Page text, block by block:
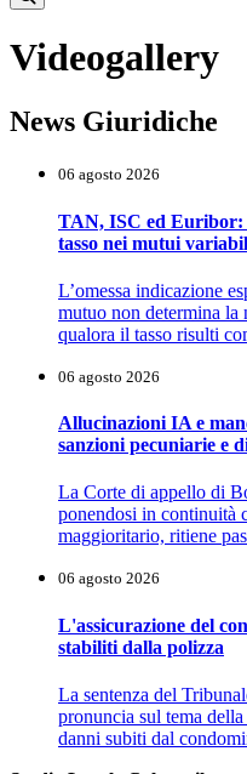
Videogallery
News Giuridiche
06 agosto 2026
TAN, ISC ed Euribor:
tasso nei mutui
L’omessa indicazione
mutuo non determina la
qualora il tasso risulti
06 agosto 2026
Allucinazioni IA e
sanzioni pecuniarie e
La Corte di appello di
ponendosi in continuità
maggioritario, ritiene
06 agosto 2026
L'assicurazione del
stabiliti dalla polizza
La sentenza del
pronuncia sul tema
danni subiti dal